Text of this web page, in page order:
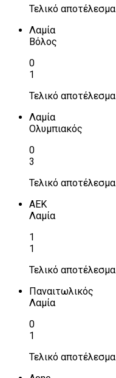
Τελικό αποτέλεσμα
Λαμία
Βόλος
0
1
Τελικό αποτέλεσμα
Λαμία
Ολυμπιακός
0
3
Τελικό αποτέλεσμα
ΑΕΚ
Λαμία
1
1
Τελικό αποτέλεσμα
Παναιτωλικός
Λαμία
0
1
Τελικό αποτέλεσμα